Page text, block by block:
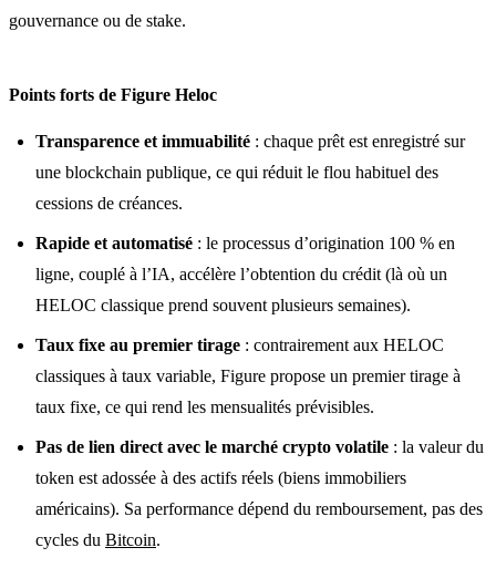
gouvernance ou de stake.
Points forts de Figure Heloc
Transparence et immuabilité : chaque prêt est enregistré sur
une blockchain publique, ce qui réduit le flou habituel des
cessions de créances.
Rapide et automatisé : le processus d’origination 100 % en
ligne, couplé à l’IA, accélère l’obtention du crédit (là où un
HELOC classique prend souvent plusieurs semaines).
Taux fixe au premier tirage : contrairement aux HELOC
classiques à taux variable, Figure propose un premier tirage à
taux fixe, ce qui rend les mensualités prévisibles.
Pas de lien direct avec le marché crypto volatile : la valeur du
token est adossée à des actifs réels (biens immobiliers
américains). Sa performance dépend du remboursement, pas des
cycles du Bitcoin.